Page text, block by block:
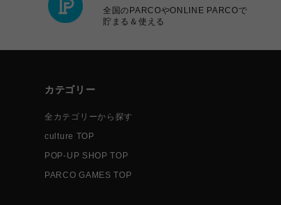
全国のPARCOやONLINE PARCOで
貯まる＆使える
カテゴリー
全カテゴリーから探す
culture TOP
POP-UP SHOP TOP
PARCO GAMES TOP